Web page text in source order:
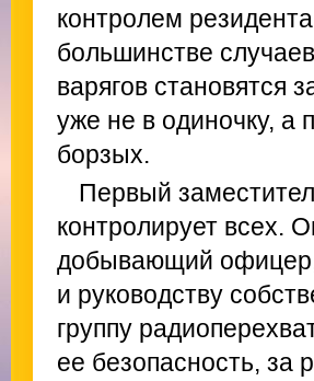
контролем
большинстве
варягов становятся
уже не в одиночку, а
борзых.
Первый
контролирует всех.
добывающий
и руководству
группу
ее безопасность, за